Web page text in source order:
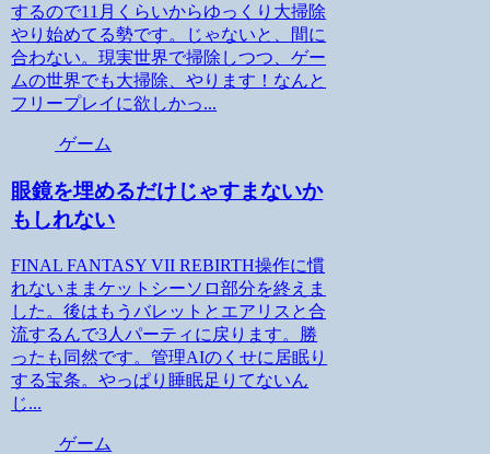
するので11月くらいからゆっくり大掃除
やり始めてる勢です。じゃないと、間に
合わない。現実世界で掃除しつつ、ゲー
ムの世界でも大掃除、やります！なんと
フリープレイに欲しかっ...
ゲーム
眼鏡を埋めるだけじゃすまないか
もしれない
FINAL FANTASY VII REBIRTH操作に慣
れないままケットシーソロ部分を終えま
した。後はもうバレットとエアリスと合
流するんで3人パーティに戻ります。勝
ったも同然です。管理AIのくせに居眠り
する宝条。やっぱり睡眠足りてないん
じ...
ゲーム